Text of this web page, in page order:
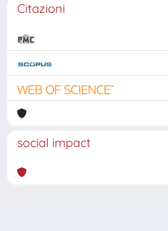
Citazioni
social impact